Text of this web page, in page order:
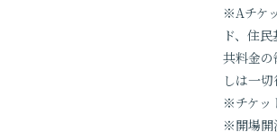
※Aチケ
ド、住
共料金
しは一切
※チケッ
※開場開